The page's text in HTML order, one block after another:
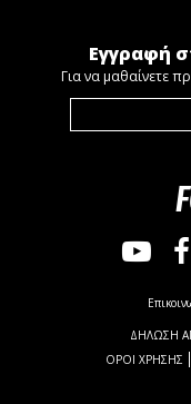
Εγγραφή
Για να μαθαίνετε
ΔΗΛΩΣΗ
ΟΡΟΙ ΧΡΗΣΗΣ